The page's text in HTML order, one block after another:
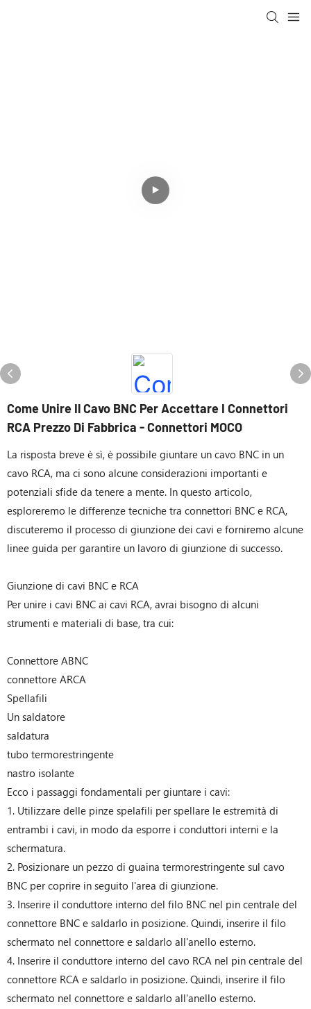
Come Unire Il Cavo BNC Per Accettare I Connettori
RCA Prezzo Di Fabbrica - Connettori MOCO
La risposta breve è sì, è possibile giuntare un cavo BNC in un
cavo RCA, ma ci sono alcune considerazioni importanti e
potenziali sfide da tenere a mente. In questo articolo,
esploreremo le differenze tecniche tra connettori BNC e RCA,
discuteremo il processo di giunzione dei cavi e forniremo alcune
linee guida per garantire un lavoro di giunzione di successo.
Giunzione di cavi BNC e RCA
Per unire i cavi BNC ai cavi RCA, avrai bisogno di alcuni
strumenti e materiali di base, tra cui:
Connettore ABNC
connettore ARCA
Spellafili
Un saldatore
saldatura
tubo termorestringente
nastro isolante
Ecco i passaggi fondamentali per giuntare i cavi:
1. Utilizzare delle pinze spelafili per spellare le estremità di
entrambi i cavi, in modo da esporre i conduttori interni e la
schermatura.
2. Posizionare un pezzo di guaina termorestringente sul cavo
BNC per coprire in seguito l'area di giunzione.
3. Inserire il conduttore interno del filo BNC nel pin centrale del
connettore BNC e saldarlo in posizione. Quindi, inserire il filo
schermato nel connettore e saldarlo all'anello esterno.
4. Inserire il conduttore interno del cavo RCA nel pin centrale del
connettore RCA e saldarlo in posizione. Quindi, inserire il filo
schermato nel connettore e saldarlo all'anello esterno.